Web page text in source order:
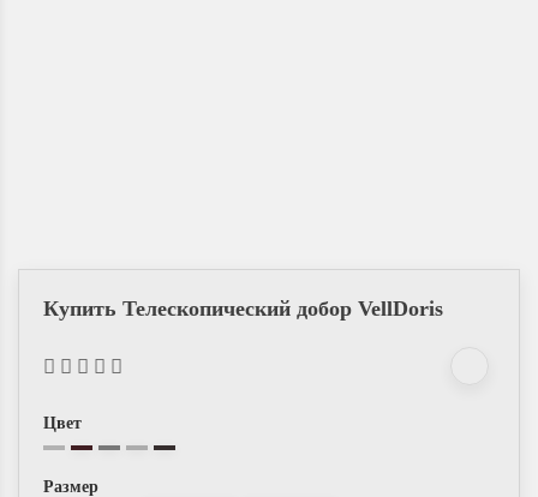
Купить Телескопический добор VellDoris
Цвет
Размер